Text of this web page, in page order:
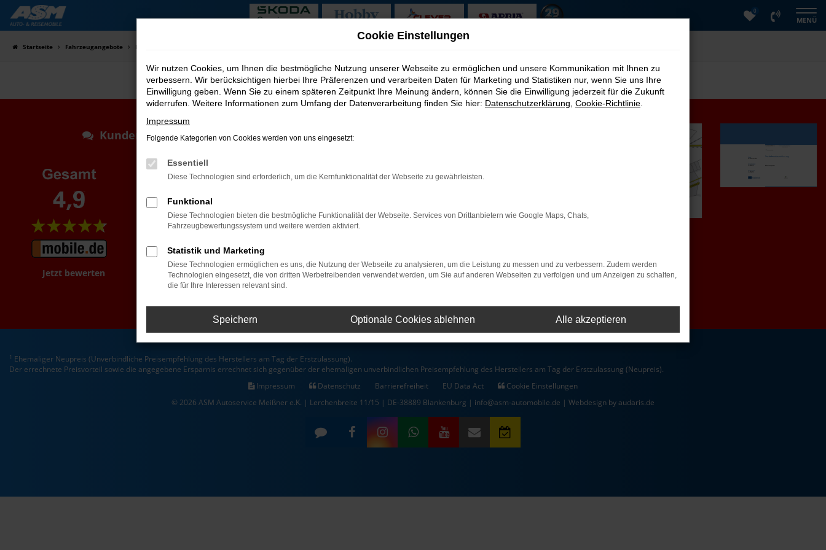
Zum
Hauptinhalt
0
MENÜ
Startseite Fahrzeugangebote Fahrzeugsuche
Kundenstimmen
Jetzt bewerten Jetzt bewerten
Öffnungszeiten
Montag bis Freitag: 08:00 – 12:30 Uhr / 13:30 – 17:00 Uhr
Werkstatt
Montag bis Freitag: 08:00 – 12:30 Uhr / 13:30 – 17:00 Uhr
Kontakt
Tel: +49 3944 - 36 25 110
Fax: +49 3944 - 36 25 113
1 Ehemaliger Neupreis (Unverbindliche Preisempfehlung des Herstellers am Tag der Erstzulassung).
Der errechnete Preisvorteil sowie die angegebene Ersparnis errechnet sich gegenüber der ehemaligen unverbindlichen Preisempfehlung des Herstellers am Tag der Erstzulassung (Neupreis).
Impressum
Datenschutz Barrierefreiheit EU Data Act
Cookie Einstellungen
© 2026 ASM Autoservice Meißner e.K. | Lerchenbreite 11/15 | DE-38889 Blankenburg | info@asm-automobile.de | Webdesign by audaris.de
Cookie Einstellungen
Wir nutzen Cookies, um Ihnen die bestmögliche Nutzung unserer Webseite zu ermöglichen und unsere Kommunikation mit Ihnen zu
verbessern. Wir berücksichtigen hierbei Ihre Präferenzen und verarbeiten Daten für Marketing und Statistiken nur, wenn Sie uns Ihre
Einwilligung geben. Wenn Sie zu einem späteren Zeitpunkt Ihre Meinung ändern, können Sie die Einwilligung jederzeit für die Zukunft
widerrufen. Weitere Informationen zum Umfang der Datenverarbeitung finden Sie hier: Datenschutzerklärung Cookie-Richtlinie
Impressum
Folgende Kategorien von Cookies werden von uns eingesetzt:
Essentiell
Diese Technologien sind erforderlich, um die Kernfunktionalität der Webseite zu gewährleisten.
Funktional
Diese Technologien bieten die bestmögliche Funktionalität der Webseite. Services von Drittanbietern wie Google Maps, Chats,
Fahrzeugbewertungssystem und weitere werden aktiviert.
Statistik und Marketing
Diese Technologien ermöglichen es uns, die Nutzung der Webseite zu analysieren, um die Leistung zu messen und zu verbessern. Zudem werden
Technologien eingesetzt, die von dritten Werbetreibenden verwendet werden, um Sie auf anderen Webseiten zu verfolgen und um Anzeigen zu schalten,
die für Ihre Interessen relevant sind.
Speichern Optionale Cookies ablehnen Alle akzeptieren